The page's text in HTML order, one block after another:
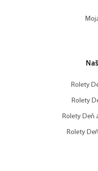
Rolety
Rolety
Rolety Deň
Rolety